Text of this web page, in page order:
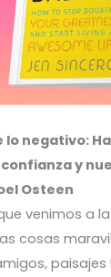
lo negativo:
y
Osteen
venimos a
cosas
paisajes